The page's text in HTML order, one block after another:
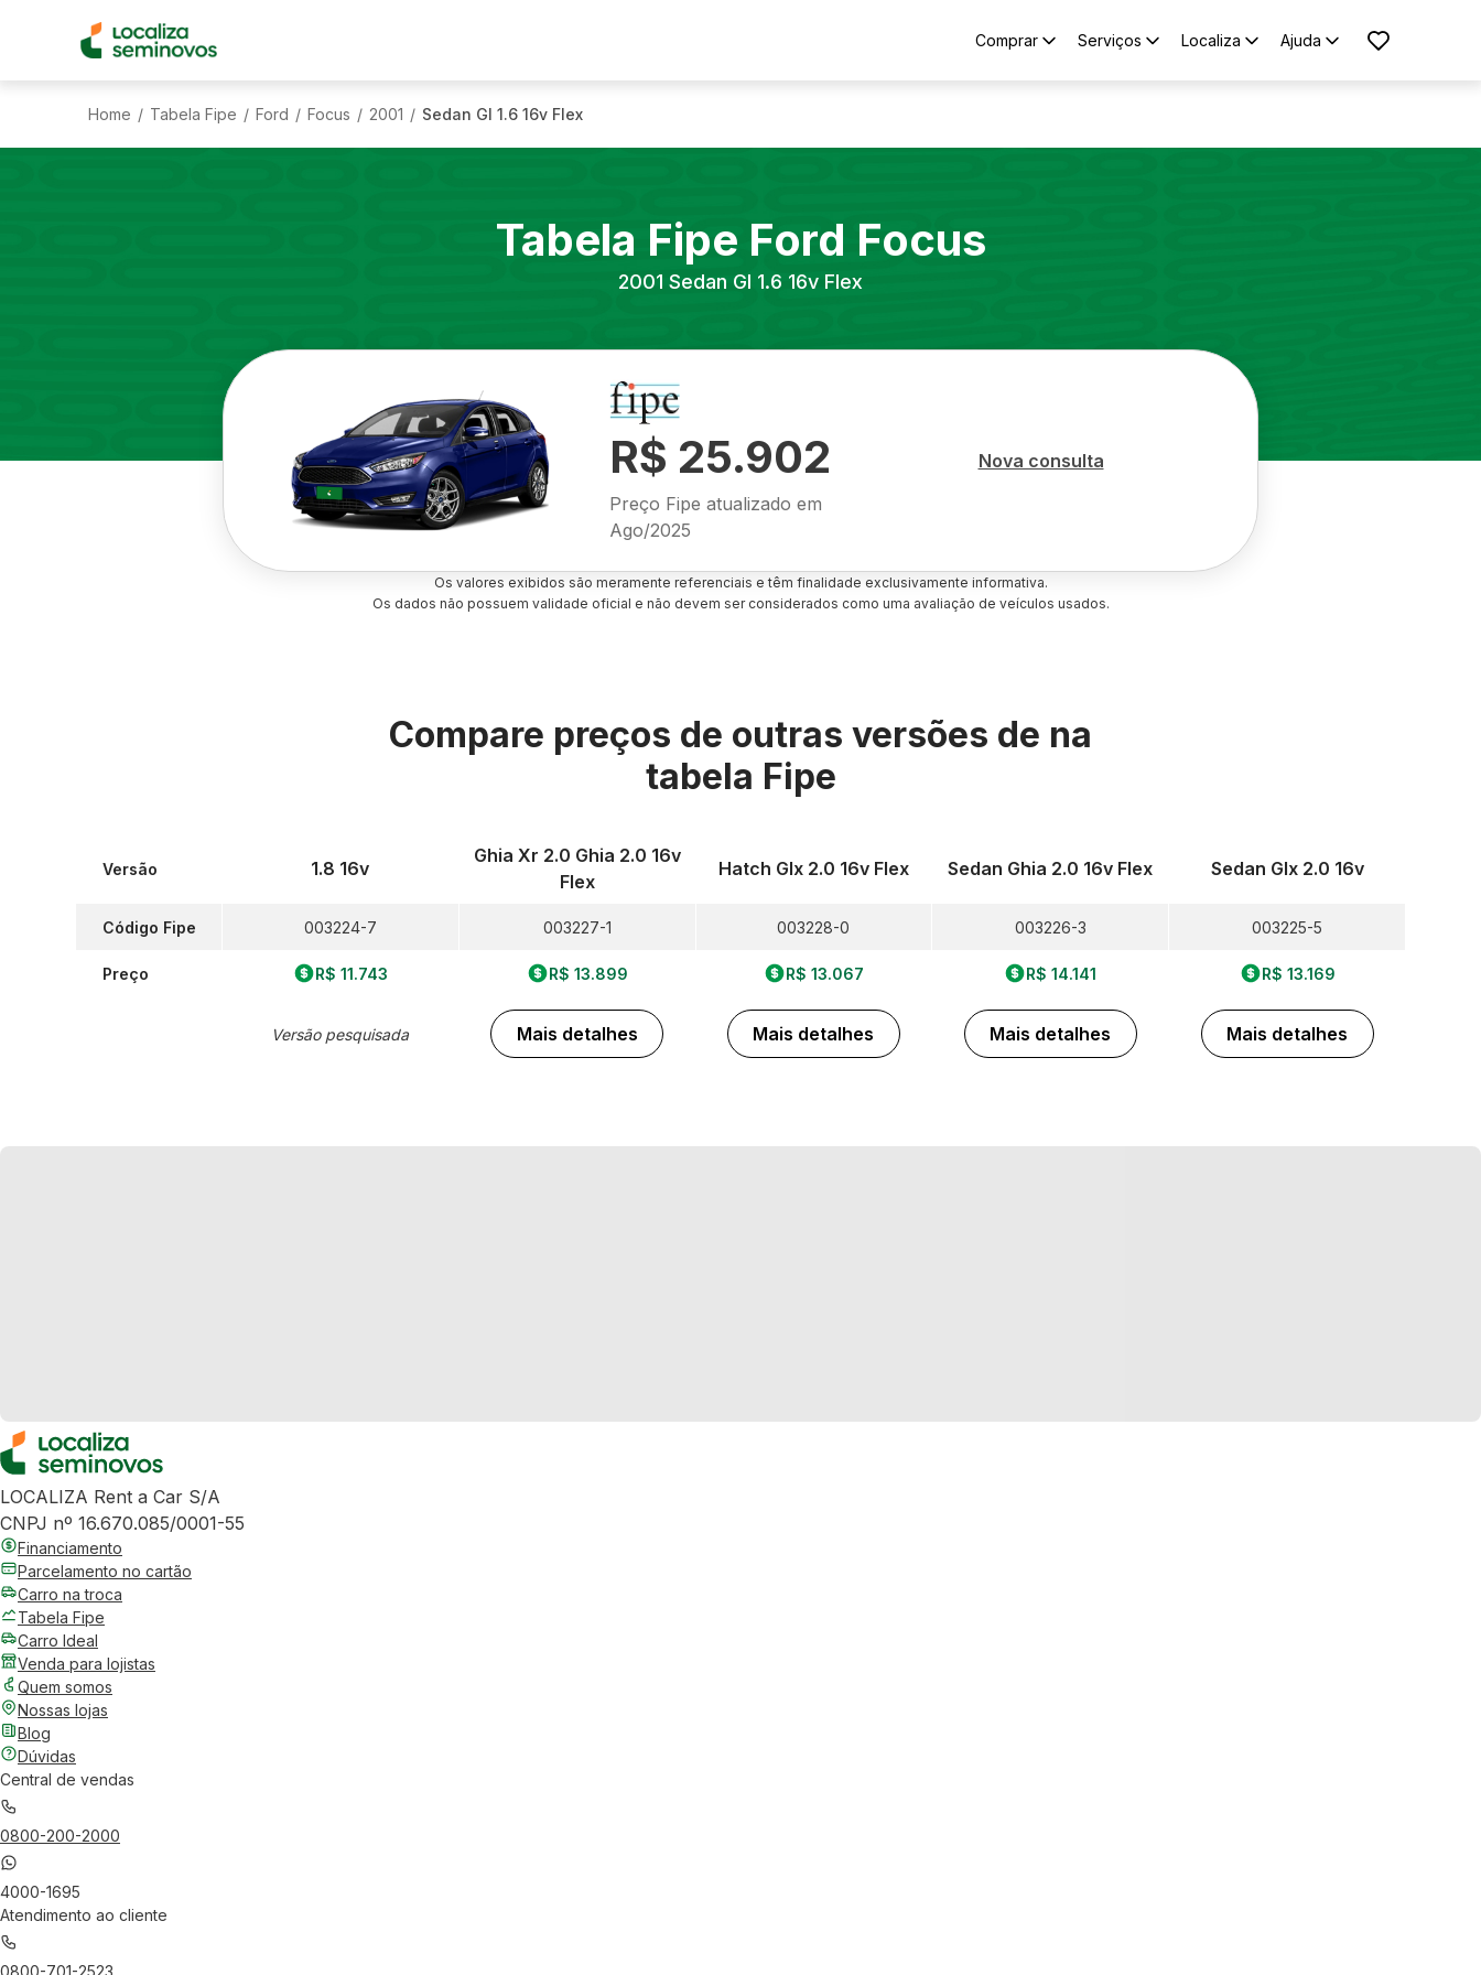
Comprar Serviços Localiza Ajuda
Home / Tabela Fipe / Ford / Focus / 2001 / Sedan Gl 1.6 16v Flex
Tabela Fipe Ford Focus
2001 Sedan Gl 1.6 16v Flex
R$ 25.902
Preço Fipe atualizado em
Ago/2025
Nova consulta
Os valores exibidos são meramente referenciais e têm finalidade exclusivamente informativa.
Os dados não possuem validade oficial e não devem ser considerados como uma avaliação de veículos usados.
Compare preços de outras versões de na
tabela Fipe
Versão
Código Fipe
Preço
1.8 16v
003224-7
R$ 11.743
Versão pesquisada
Ghia Xr 2.0 Ghia 2.0 16v
Flex
003227-1
R$ 13.899
Mais detalhes
Hatch Glx 2.0 16v Flex
003228-0
R$ 13.067
Mais detalhes
Sedan Ghia 2.0 16v Flex
003226-3
R$ 14.141
Mais detalhes
Sedan Glx 2.0 16v
003225-5
R$ 13.169
Mais detalhes
LOCALIZA Rent a Car S/A
CNPJ nº 16.670.085/0001-55
Financiamento
Parcelamento no cartão
Carro na troca
Tabela Fipe
Carro Ideal
Venda para lojistas
Quem somos
Nossas lojas
Blog
Dúvidas
Central de vendas
0800-200-2000
4000-1695
Atendimento ao cliente
0800-701-2523